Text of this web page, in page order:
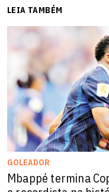
LEIA TAMBÉM
GOLEADOR
Mbappé termina